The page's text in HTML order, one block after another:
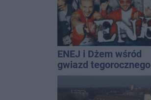
ENEJ i Dżem wśród
gwiazd tegorocznego
święta miasta